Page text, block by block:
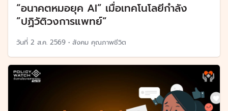
“อนาคตหมอยุค AI” เมื่อเทคโนโลยีกำลัง
”ปฏิวัติวงการแพทย์“
วันที่ 2 ส.ค. 2569 • สังคม คุณภาพชีวิต